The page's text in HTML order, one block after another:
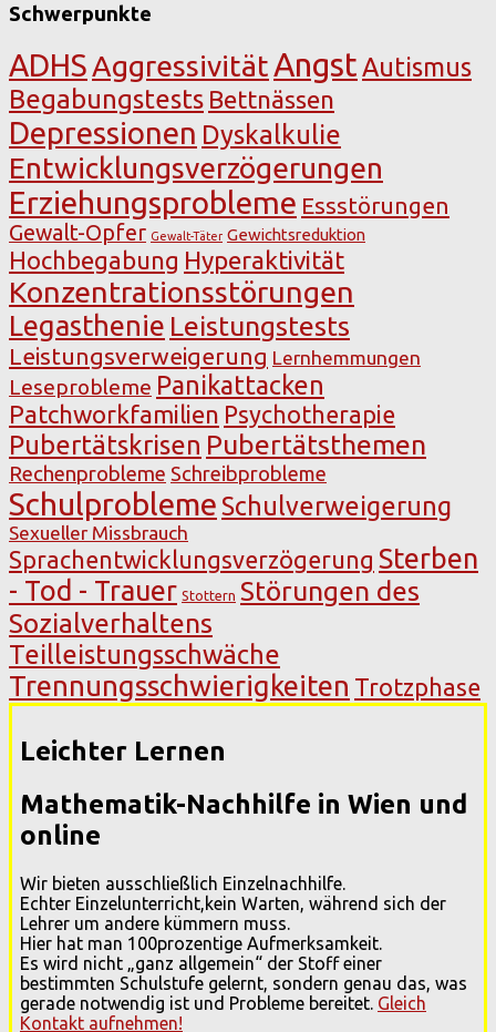
Schwerpunkte
ADHSAggressivitätAngstAutismus
Begabungstests Bettnässen
Depressionen Dyskalkulie
Entwicklungsverzögerungen
Erziehungsprobleme Essstörungen
Gewalt-Opfer Gewalt-Täter Gewichtsreduktion
Hochbegabung Hyperaktivität
Konzentrationsstörungen
Legasthenie Leistungstests
Leistungsverweigerung Lernhemmungen
Leseprobleme Panikattacken
Patchworkfamilien Psychotherapie
Pubertätskrisen Pubertätsthemen
Rechenprobleme Schreibprobleme
SchulproblemeSchulverweigerung
Sexueller Missbrauch
Sprachentwicklungsverzögerung Sterben
- Tod - Trauer Stottern Störungen des
Sozialverhaltens
Teilleistungsschwäche
Trennungsschwierigkeiten Trotzphase
Leichter Lernen
Mathematik-Nachhilfe in Wien und
online
Wir bieten ausschließlich Einzelnachhilfe.
Echter Einzelunterricht,kein Warten, während sich der
Lehrer um andere kümmern muss.
Hier hat man 100prozentige Aufmerksamkeit.
Es wird nicht „ganz allgemein“ der Stoff einer
bestimmten Schulstufe gelernt, sondern genau das, was
gerade notwendig ist und Probleme bereitet. Gleich
Kontakt aufnehmen!